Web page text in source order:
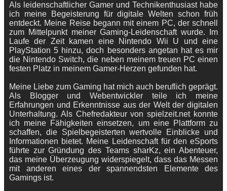
Als leidenschaftlicher Gamer und Technikenthusiast habe
ich meine Begeisterung für digitale Welten schon früh
entdeckt. Meine Reise begann mit einem PC, der schnell
zum Mittelpunkt meiner Gaming-Leidenschaft wurde. Im
Laufe der Zeit kamen eine Nintendo Wii U und eine
PlayStation 5 hinzu, doch besonders angetan hat es mir
die Nintendo Switch, die neben meinem treuen PC einen
festen Platz in meinem Gamer-Herzen gefunden hat.
Meine Liebe zum Gaming hat mich auch beruflich geprägt.
Als Blogger und Webentwickler teile ich meine
Erfahrungen und Erkenntnisse aus der Welt der digitalen
Unterhaltung. Als Chefredakteur von spielzeit.net konnte
ich meine Fähigkeiten einsetzen, um eine Plattform zu
schaffen, die Spielbegeisterten wertvolle Einblicke und
Informationen bietet. Meine Leidenschaft für den eSports
führte zur Gründung des Teams sharKz, ein Abenteuer,
das meine Überzeugung widerspiegelt, dass das Messen
mit anderen eines der spannendsten Elemente des
Gamings ist.